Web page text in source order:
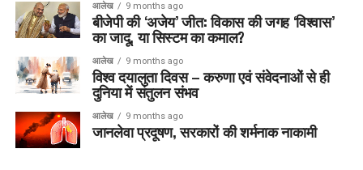
आलेख 9 months ago
बीजेपी की ‘अजेय’ जीत: विकास की जगह ‘विश्वास’
का जादू, या सिस्टम का कमाल?
आलेख 9 months ago
विश्व दयालुता दिवस – करुणा एवं संवेदनाओं से ही
दुनिया में संतुलन संभव
आलेख 9 months ago
जानलेवा प्रदूषण, सरकारों की शर्मनाक नाकामी